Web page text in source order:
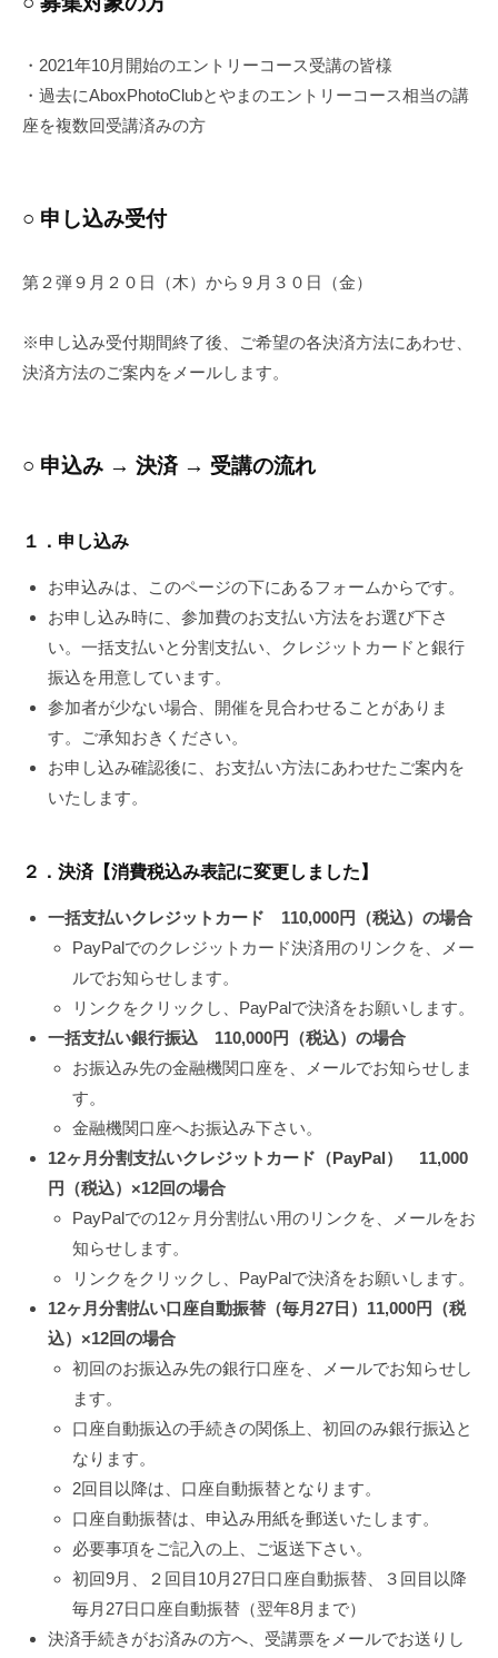
・2021年10月開始のエントリーコース受講の皆様
・過去にAboxPhotoClubとやまのエントリーコース相当の講
座を複数回受講済みの方
○ 申し込み受付
第２弾９月２０日（木）から９月３０日（金）
※申し込み受付期間終了後、ご希望の各決済方法にあわせ、
決済方法のご案内をメールします。
○ 申込み → 決済 → 受講の流れ
１．申し込み
お申込みは、このページの下にあるフォームからです。
お申し込み時に、参加費のお支払い方法をお選び下さ
い。一括支払いと分割支払い、クレジットカードと銀行
振込を用意しています。
参加者が少ない場合、開催を見合わせることがありま
す。ご承知おきください。
お申し込み確認後に、お支払い方法にあわせたご案内を
いたします。
２．決済【消費税込み表記に変更しました】
一括支払いクレジットカード 110,000円（税込）の場合
PayPalでのクレジットカード決済用のリンクを、メー
ルでお知らせします。
リンクをクリックし、PayPalで決済をお願いします。
一括支払い銀行振込 110,000円（税込）の場合
お振込み先の金融機関口座を、メールでお知らせしま
す。
金融機関口座へお振込み下さい。
12ヶ月分割支払いクレジットカード（PayPal） 11,000
円（税込）×12回の場合
PayPalでの12ヶ月分割払い用のリンクを、メールをお
知らせします。
リンクをクリックし、PayPalで決済をお願いします。
12ヶ月分割払い口座自動振替（毎月27日）11,000円（税
込）×12回の場合
初回のお振込み先の銀行口座を、メールでお知らせし
ます。
口座自動振込の手続きの関係上、初回のみ銀行振込と
なります。
2回目以降は、口座自動振替となります。
口座自動振替は、申込み用紙を郵送いたします。
必要事項をご記入の上、ご返送下さい。
初回9月、２回目10月27日口座自動振替、３回目以降
毎月27日口座自動振替（翌年8月まで）
決済手続きがお済みの方へ、受講票をメールでお送りし